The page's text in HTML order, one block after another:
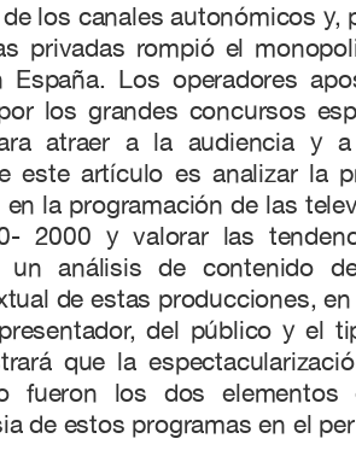
los canales autonómicos y,
privadas rompió el
España. Los operadores
los grandes concursos
atraer a la audiencia y
este artículo es analizar la
la programación de las
2000 y valorar las
un análisis de contenido
de estas producciones,
del público y el
que la
fueron los dos elementos
de estos programas en el